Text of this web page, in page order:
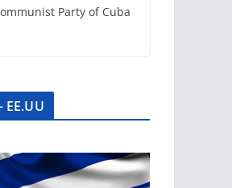
Party of Cuba
EE.UU